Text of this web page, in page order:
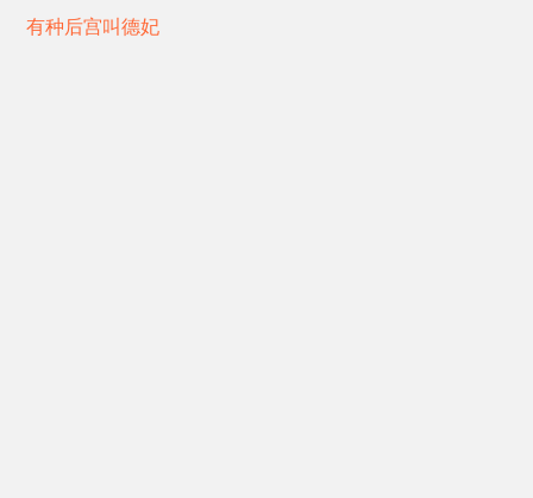
有种后宫叫德妃